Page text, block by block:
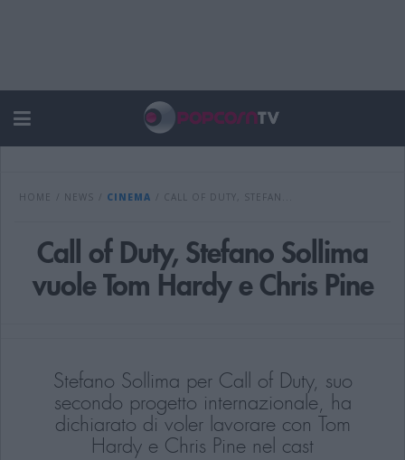
HOME NEWS CINEMA CALL OF DUTY, STEFAN...
Call of Duty, Stefano Sollima
vuole Tom Hardy e Chris Pine
Stefano Sollima per Call of Duty, suo
secondo progetto internazionale, ha
dichiarato di voler lavorare con Tom
Hardy e Chris Pine nel cast